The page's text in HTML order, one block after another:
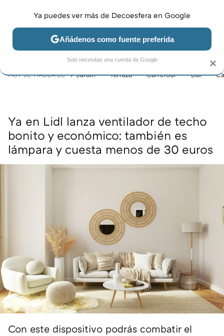
JARDÍN Y TERRAZA SALÓN DORMITORIO COCINA
HOY SE HABLA DE Jardín Terraza Carrefour Lidl
Ya en Lidl lanza ventilador de techo
bonito y económico: también es
lámpara y cuesta menos de 30 euros
Con este dispositivo podrás combatir el
×
Ya puedes ver más de Decoesfera en Google
Añádenos como fuente preferida
Solo necesitas una cuenta de Google